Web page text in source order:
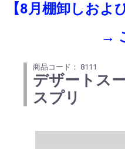
【8月棚卸しおよ
→
商品コード： 8111
デザートス
スプリ